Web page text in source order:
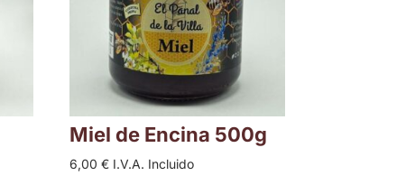
Miel de Encina 500g
6,00€ I.V.A. Incluido